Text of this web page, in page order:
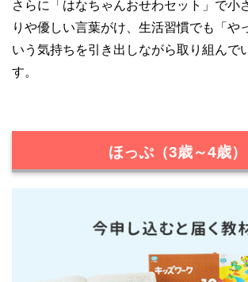
さらに「はなちゃんおせわセット」で小
りや優しい言葉がけ、生活習慣でも「や
いう気持ちを引き出しながら取り組んで
す。
ほっぷ（3歳～4歳）